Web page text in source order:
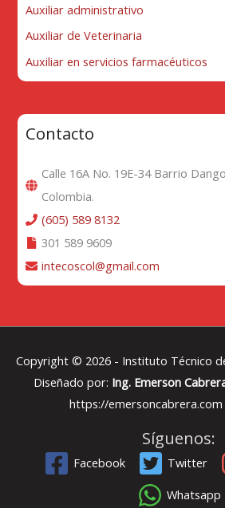
Auxiliar administrativo
Auxiliar de Veterinaria
Auxiliar en servicios farmacéuticos
Contacto
Calle 16A No. 19E-34 Barrio
Colombia.
(605) 589 8132
301 589 9609
intecoscol@gmail.com
Copyright © 2026 - Instituto Técnico
Diseñado por: Ing. Emerson
https://emersoncabrera.com
Síguenos:
Facebook Twitter
Whatsapp